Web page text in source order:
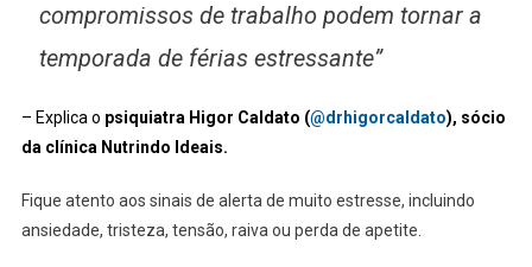
compromissos de trabalho podem tornar a
temporada de férias estressante”
– Explica o psiquiatra Higor Caldato (@drhigorcaldato), sócio
da clínica Nutrindo Ideais.
Fique atento aos sinais de alerta de muito estresse, incluindo
ansiedade, tristeza, tensão, raiva ou perda de apetite.